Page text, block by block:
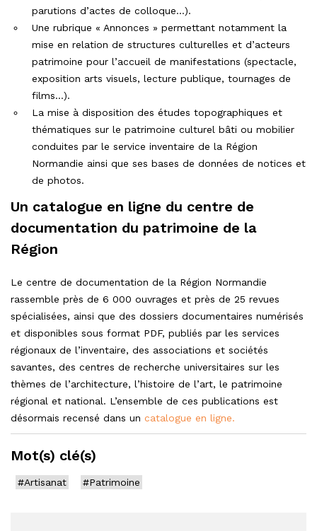
parutions d’actes de colloque…).
Une rubrique « Annonces » permettant notamment la
mise en relation de structures culturelles et d’acteurs
patrimoine pour l’accueil de manifestations (spectacle,
exposition arts visuels, lecture publique, tournages de
films…).
La mise à disposition des études topographiques et
thématiques sur le patrimoine culturel bâti ou mobilier
conduites par le service inventaire de la Région
Normandie ainsi que ses bases de données de notices et
de photos.
Un catalogue en ligne du centre de
documentation du patrimoine de la
Région
Le centre de documentation de la Région Normandie
rassemble près de 6 000 ouvrages et près de 25 revues
spécialisées, ainsi que des dossiers documentaires numérisés
et disponibles sous format PDF, publiés par les services
régionaux de l’inventaire, des associations et sociétés
savantes, des centres de recherche universitaires sur les
thèmes de l’architecture, l’histoire de l’art, le patrimoine
régional et national. L’ensemble de ces publications est
désormais recensé dans un catalogue en ligne.
Mot(s) clé(s)
#Artisanat #Patrimoine